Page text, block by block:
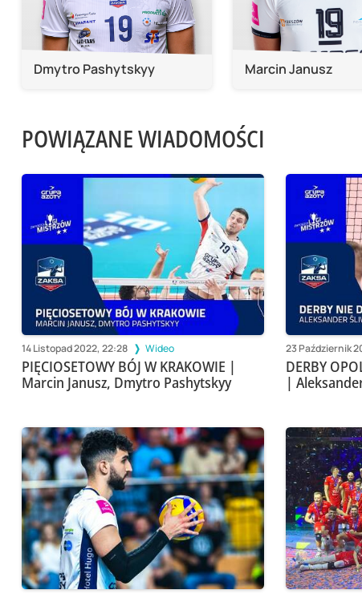
Dmytro Pashytskyy Marcin Janusz
POWIĄZANE WIADOMOŚCI
14 Listopad 2022, 22:28 Wideo
PIĘCIOSETOWY BÓJ W KRAKOWIE |
Marcin Janusz, Dmytro Pashytskyy
23 Październik
DERBY
|